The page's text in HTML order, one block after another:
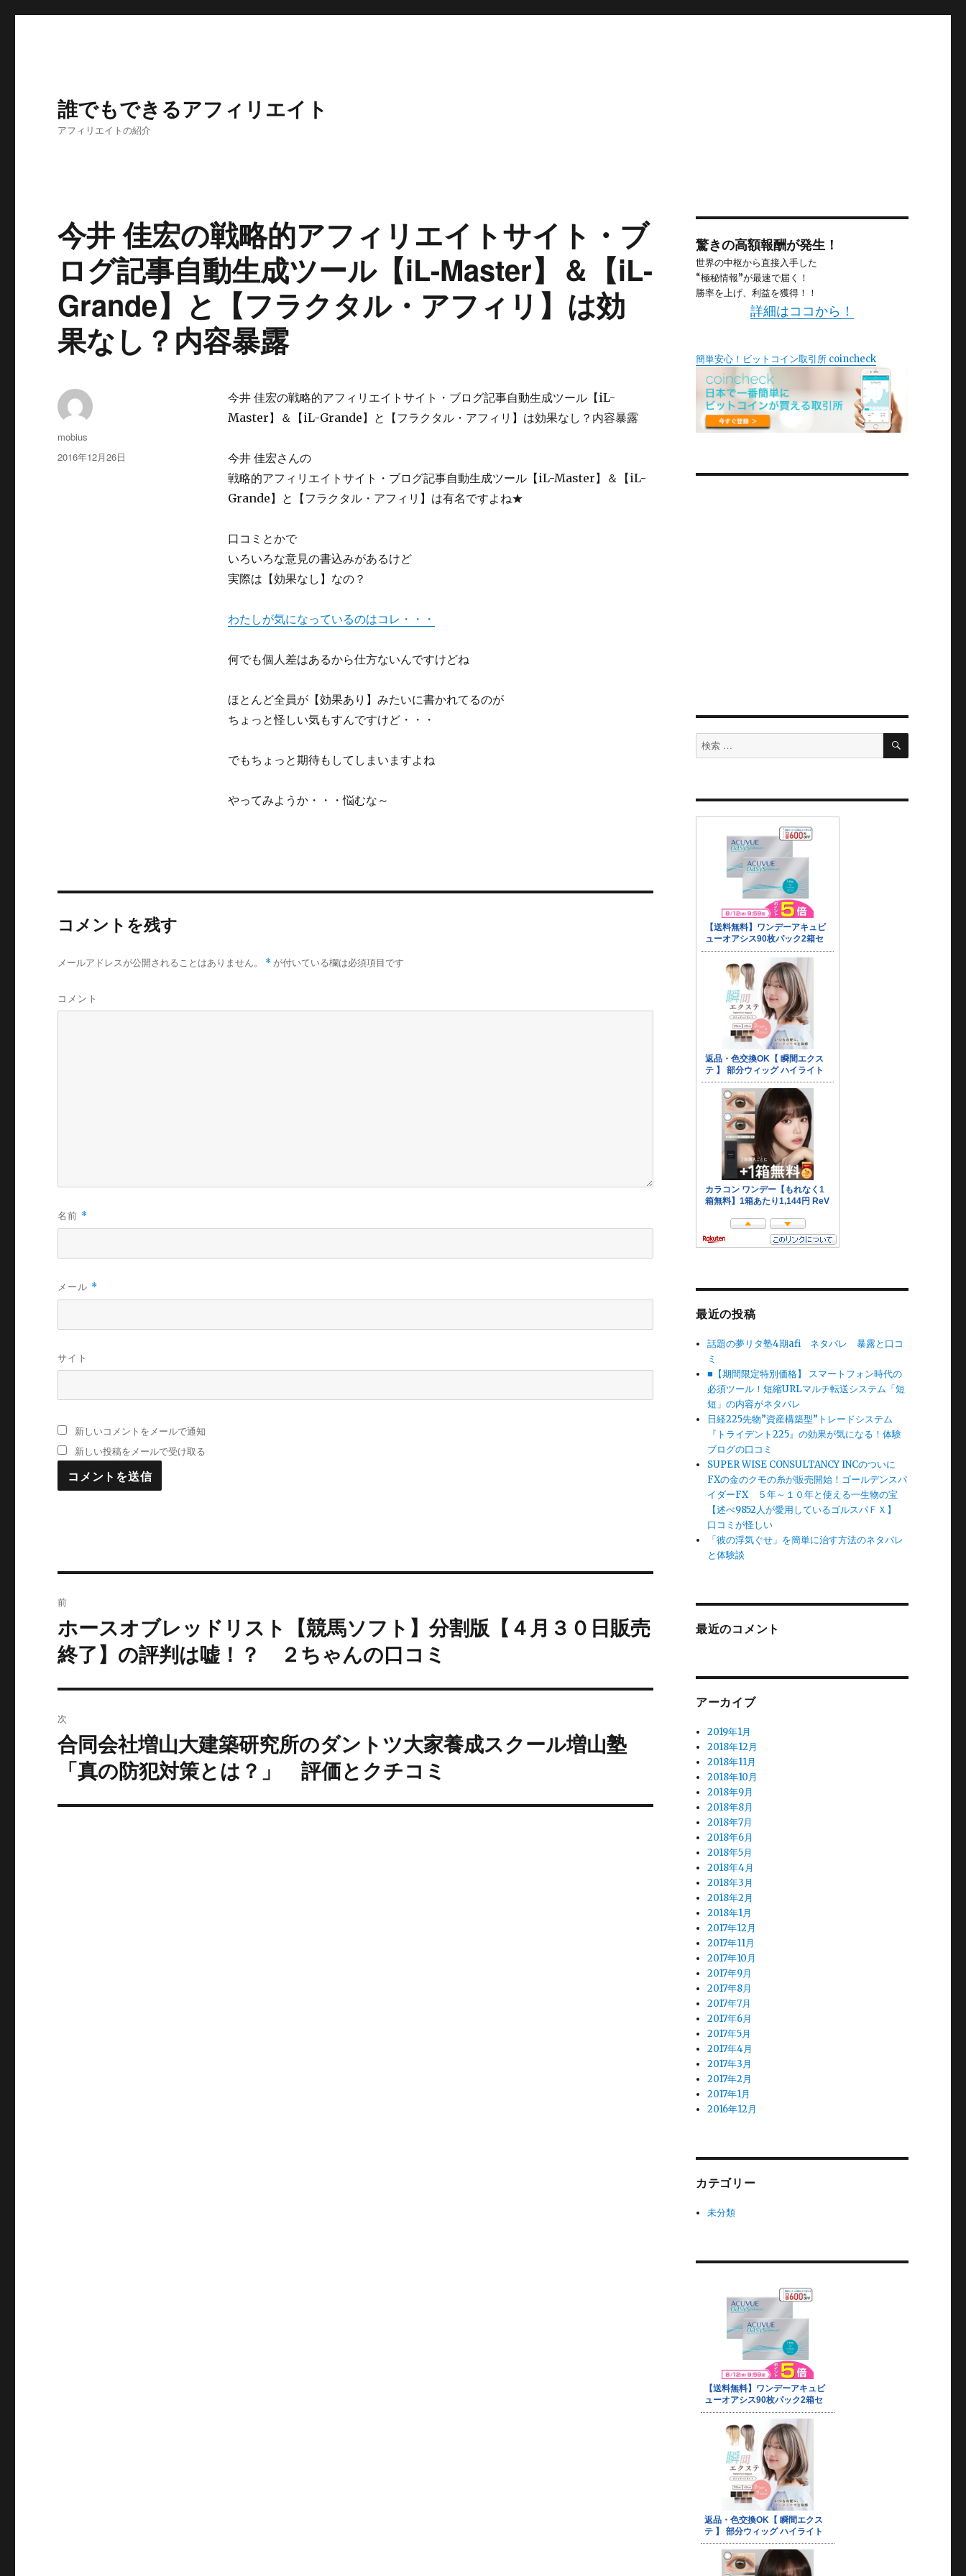
誰でもできるアフィリエイト
アフィリエイトの紹介
今井 佳宏の戦略的アフィリエイトサイト・ブ
ログ記事自動生成ツール【iL-Master】＆【iL-
Grande】と【フラクタル・アフィリ】は効
果なし？内容暴露
今井 佳宏の戦略的アフィリエイトサイト・ブログ記事自動生成ツール【iL-
Master】＆【iL-Grande】と【フラクタル・アフィリ】は効果なし？内容暴露
今井 佳宏さんの
戦略的アフィリエイトサイト・ブログ記事自動生成ツール【iL-Master】＆【iL-
Grande】と【フラクタル・アフィリ】は有名ですよね★
口コミとかで
いろいろな意見の書込みがあるけど
実際は【効果なし】なの？
わたしが気になっているのはコレ・・・
何でも個人差はあるから仕方ないんですけどね
ほとんど全員が【効果あり】みたいに書かれてるのが
ちょっと怪しい気もすんですけど・・・
でもちょっと期待もしてしまいますよね
やってみようか・・・悩むな～
投
稿
mobius
投
2016年12月26日
コメントを残す
メールアドレスが公開されることはありません。 * が付いている欄は必須項目です
コメント
名前 *
メール *
サイト
新しいコメントをメールで通知
新しい投稿をメールで受け取る
稿
ナ
ゲ
ー
シ
ョ
前
過
去
の
投
ホースオブレッドリスト【競馬ソフト】分割版【４月３０日販売
終了】の評判は嘘！？ ２ちゃんの口コミ
次
次
の
稿:
合同会社増山大建築研究所のダントツ大家養成スクール増山塾
「真の防犯対策とは？」 評価とクチコミ
驚きの高額報酬が発生！
世界の中枢から直接入手した
“極秘情報”が最速で届く！
勝率を上げ、利益を獲得！！
詳細はココから！
簡単安心！ビットコイン取引所 coincheck
検
索
検
最近の投稿
話題の夢リタ塾4期afi ネタバレ 暴露と口コ
ミ
■【期間限定特別価格】 スマートフォン時代の
必須ツール！短縮URLマルチ転送システム「短
短」の内容がネタバレ
日経225先物”資産構築型”トレードシステム
『トライデント225』の効果が気になる！体験
ブログの口コミ
SUPER WISE CONSULTANCY INCのついに
FXの金のクモの糸が販売開始！ゴールデンスパ
イダーFX ５年～１０年と使える一生物の宝
【述べ9852人が愛用しているゴルスパＦＸ】
口コミが怪しい
「彼の浮気ぐせ」を簡単に治す方法のネタバレ
と体験談
最近のコメント
アーカイブ
2019年1月
2018年12月
2018年11月
2018年10月
2018年9月
2018年8月
2018年7月
2018年6月
2018年5月
2018年4月
2018年3月
2018年2月
2018年1月
2017年12月
2017年11月
2017年10月
2017年9月
2017年8月
2017年7月
2017年6月
2017年5月
2017年4月
2017年3月
2017年2月
2017年1月
2016年12月
カテゴリー
未分類